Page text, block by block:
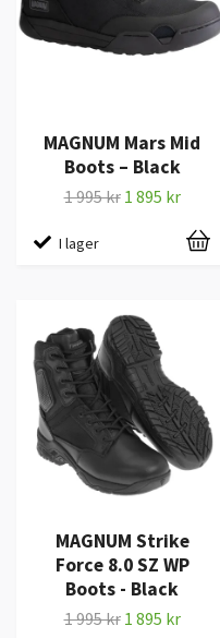
MAGNUM Mars Mid
Boots – Black
1 995 kr 1 895 kr
I lager
MAGNUM Strike
Force 8.0 SZ WP
Boots - Black
1 995 kr 1 895 kr